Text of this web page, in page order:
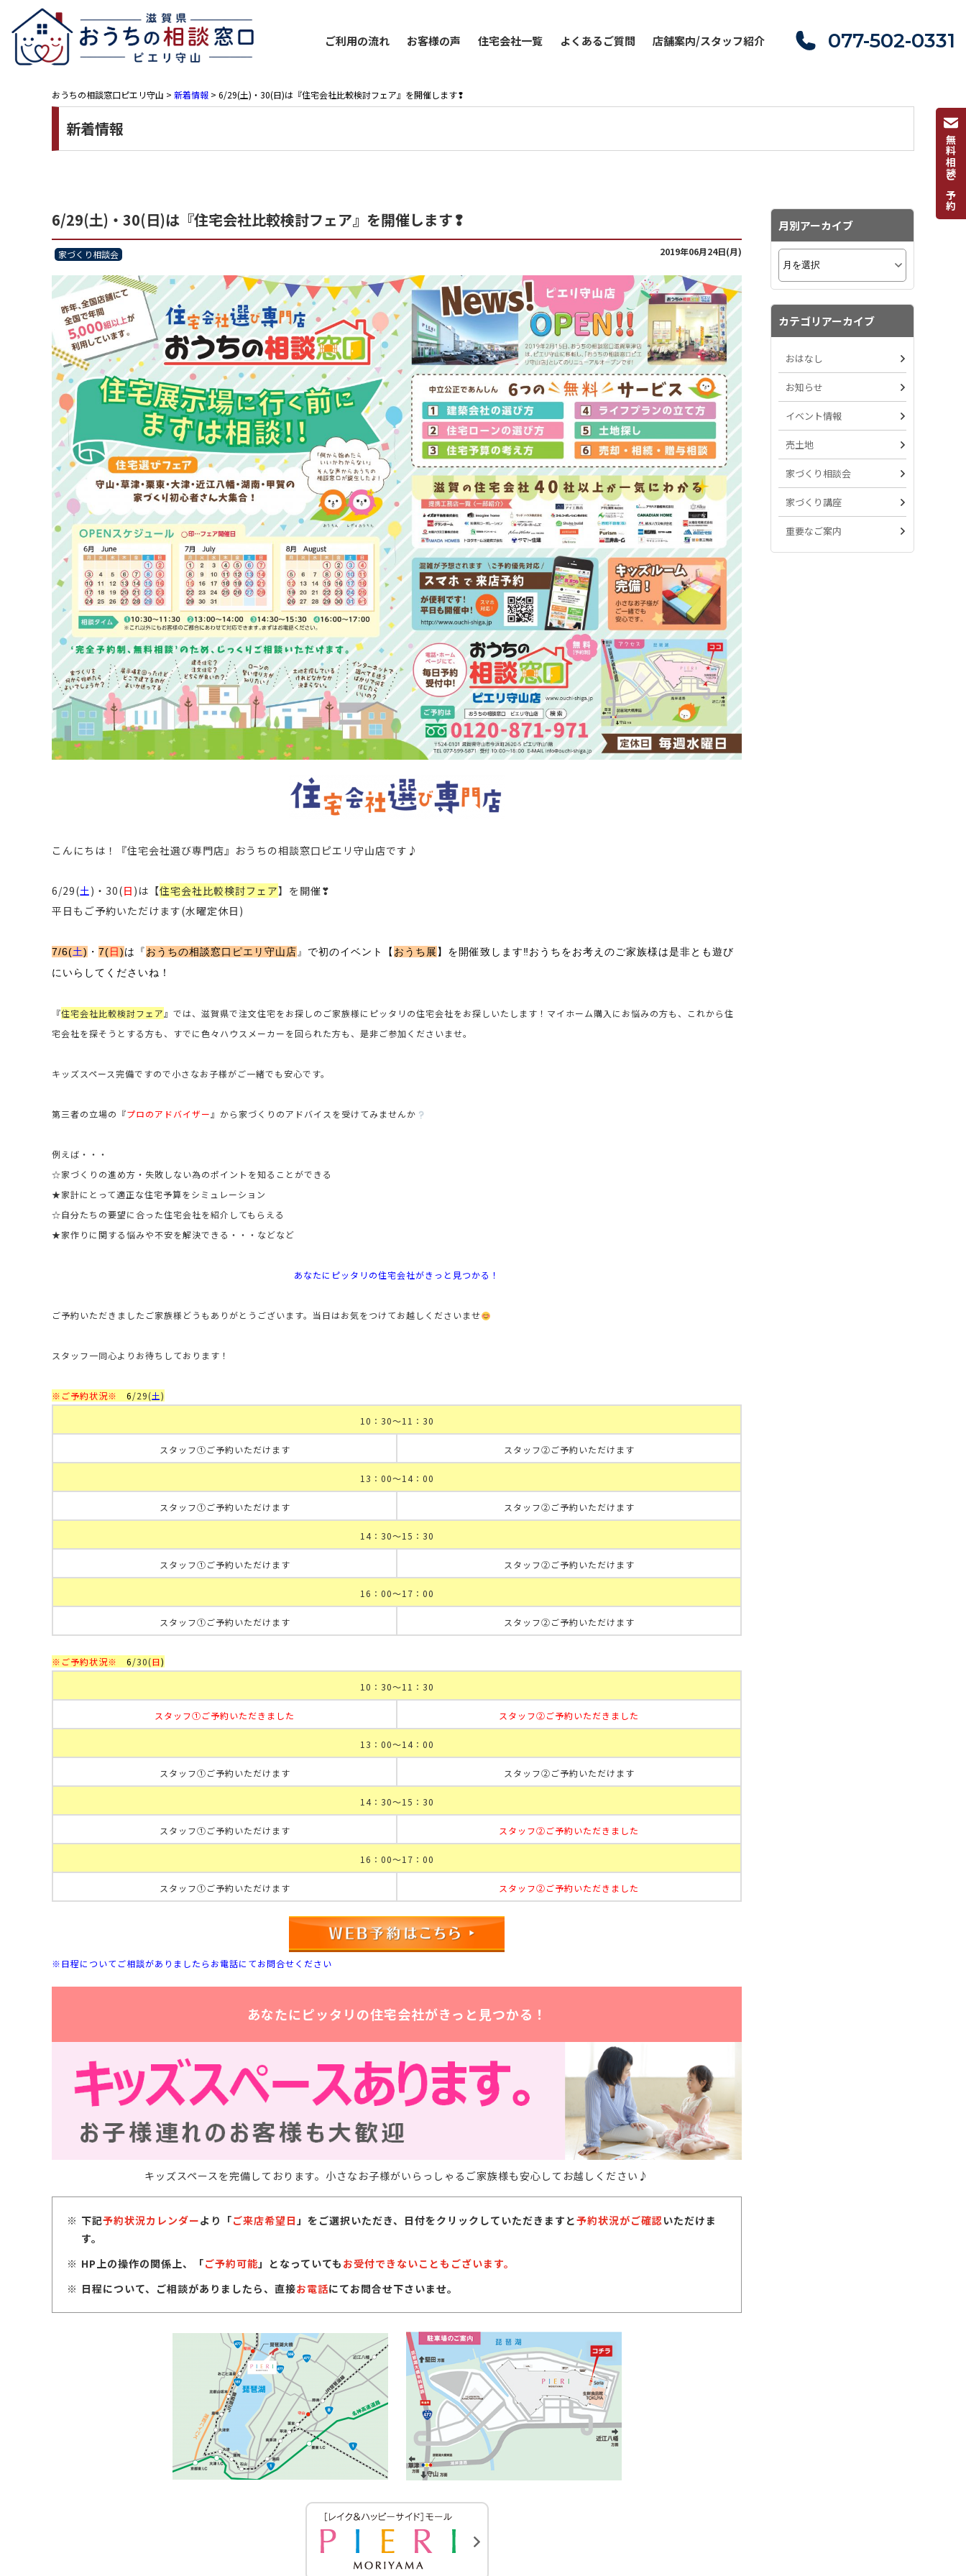
ご利用の流れ お客様の声 住宅会社一覧 よくあるご質問 店舗案内/スタッフ紹介 077-502-0331
無料相談ご予約
おうちの相談窓口ピエリ守山 > 新着情報 > 6/29(土)・30(日)は『住宅会社比較検討フェア』を開催します❢
新着情報
6/29(土)・30(日)は『住宅会社比較検討フェア』を開催します❢
家づくり相談会 2019年06月24日(月)
こんにちは！ 『住宅会社選び専門店』おうちの相談窓口ピエリ守山店です ♪
6/29(土)・30(日 )は【住宅会社比較検討フェア】を開催❣
平日もご予約いただけます(水曜定休日)
7/6(土) ・ 7(日)は『おうちの相談窓口ピエリ守山店』 で初のイベント 【 おうち展 】 を開催致します‼おうちをお考えのご家族様は是非とも遊び
にいらしてくださいね！
『住宅会社比較検討フェア 』では、滋賀県で注文住宅をお探しのご家族様にピッタリの住宅会社をお探しいたします！マイホーム購入にお悩みの方も、これから住
宅会社を探そうとする方も、すでに色々ハウスメーカーを回られた方も、是非ご参加くださいませ。
キッズスペース完備ですので小さなお子様がご一緒でも安心です。
第三者の立場の 『プロのアドバイザー 』 から家づくりのアドバイスを受けてみませんか
例えば・・・
☆家づくりの進め方・失敗しない為のポイントを知ることができる
★家計にとって適正な住宅予算をシミュレーション
☆自分たちの要望に合った住宅会社を紹介してもらえる
★家作りに関する悩みや不安を解決できる・・・などなど
あなたにピッタリの住宅会社がきっと見つかる！
ご予約いただきましたご家族様どうもありがとうございます。当日はお気をつけてお越しくださいませ
スタッフ一同心よりお待ちしております！
※ご予約状況※ 6/29(土)
10：30～11：30
スタッフ①ご予約いただけます スタッフ②ご予約いただけます
13：00～14：00
スタッフ①ご予約いただけます スタッフ②ご予約いただけます
14：30～15：30
スタッフ①ご予約いただけます スタッフ②ご予約いただけます
16：00～17：00
スタッフ①ご予約いただけます スタッフ②ご予約いただけます
※ご予約状況※ 6/30(日)
10：30～11：30
スタッフ①ご予約いただきました スタッフ②ご予約いただきました
13：00～14：00
スタッフ①ご予約いただけます スタッフ②ご予約いただけます
14：30～15：30
スタッフ①ご予約いただけます スタッフ②ご予約いただきました
16：00～17：00
スタッフ①ご予約いただけます スタッフ②ご予約いただきました
※日程についてご相談がありましたらお電話にてお問合せください
あなたにピッタリの住宅会社がきっと見つかる！
キッズスペースを完備しております。小さなお子様がいらっしゃるご家族様も安心してお越しください♪
下記予約状況カレンダーより「ご来店希望日 」をご選択いただき、日付をクリックしていただきますと予約状況がご確認 いただけま
す。
HP上の操作の関係上、「ご予約可能」となっていても お受付できないこともございます。
日程について、ご相談がありましたら、直接お電話にてお問合せ下さいませ。
月別アーカイブ
カテゴリアーカイブ
おはなし
お知らせ
イベント情報
売土地
家づくり相談会
家づくり講座
重要なご案内